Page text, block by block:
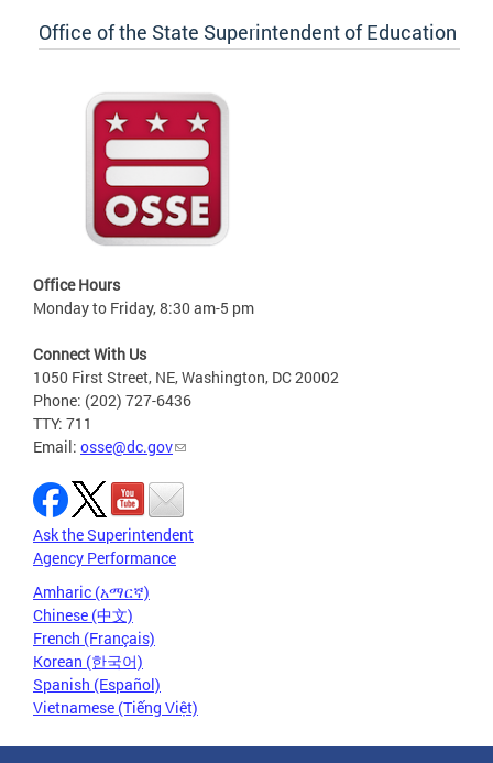
Office of the State Superintendent of Education
Office Hours
Monday to Friday, 8:30 am-5 pm
Connect With Us
1050 First Street, NE, Washington, DC 20002
Phone: (202) 727-6436
TTY: 711
Email: osse@dc.gov
Ask the Superintendent
Agency Performance
Amharic (አማርኛ)
Chinese (中文)
French (Français)
Korean (한국어)
Spanish (Español)
Vietnamese (Tiếng Việt)